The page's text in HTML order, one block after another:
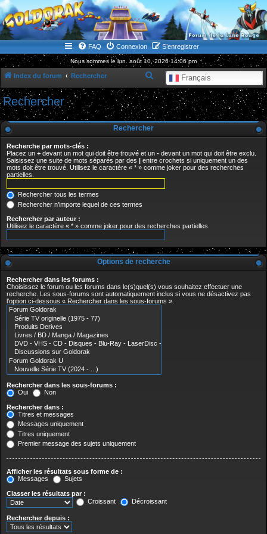
WWW.GOLDORAKGO.COM
le site de la Lune Rouge
FAQ Connexion S’enregistrer
Nous sommes le lun. août 10, 2026 14:06 pm
Index du forum Rechercher Français
e
c
h
c
e
Rechercher
Rechercher
Recherche par mots-clés :
Placez un + devant un mot qui doit être trouvé et un - devant un mot qui doit être exclu.
Saisissez une suite de mots séparés par des | entre crochets si uniquement un des
mots doit être trouvé. Utilisez le caractère « * » comme joker pour des recherches
partielles.
Rechercher tous les termes
Rechercher n’importe lequel de ces termes
Rechercher par auteur :
Utilisez le caractère « * » comme joker pour des recherches partielles.
Options de recherche
Rechercher dans les forums :
Choisissez le forum ou les forums dans le(s)quel(s) vous souhaitez effectuer une
recherche. Les sous-forums sont automatiquement inclus si vous ne désactivez pas
l’option ci-dessous « Rechercher dans les sous-forums ».
Rechercher dans les sous-forums :
Oui
Non
Rechercher dans :
Titres et messages
Messages uniquement
Titres uniquement
Premier message des sujets uniquement
Afficher les résultats sous forme de :
Messages
Sujets
Classer les résultats par :
Croissant
Décroissant
Rechercher depuis :